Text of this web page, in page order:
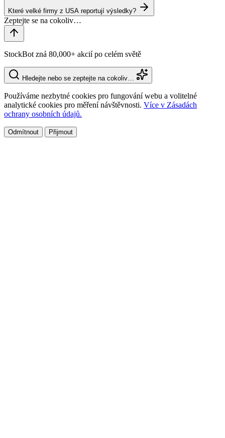
Které velké firmy z USA reportují výsledky?
StockBot zná 80,000+ akcií po celém světě
Hledejte nebo se zeptejte na cokoliv…
Používáme nezbytné cookies pro fungování webu a volitelné
analytické cookies pro měření návštěvnosti. Více v Zásadách
ochrany osobních údajů.
Odmítnout Přijmout